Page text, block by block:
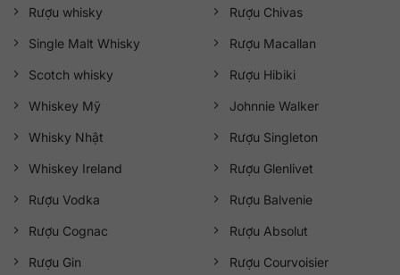
Rượu whisky
Single Malt Whisky
Scotch whisky
Whiskey Mỹ
Whisky Nhật
Whiskey Ireland
Rượu Vodka
Rượu Cognac
Rượu Gin
Rượu Chivas
Rượu Macallan
Rượu Hibiki
Johnnie Walker
Rượu Singleton
Rượu Glenlivet
Rượu Balvenie
Rượu Absolut
Rượu Courvoisier